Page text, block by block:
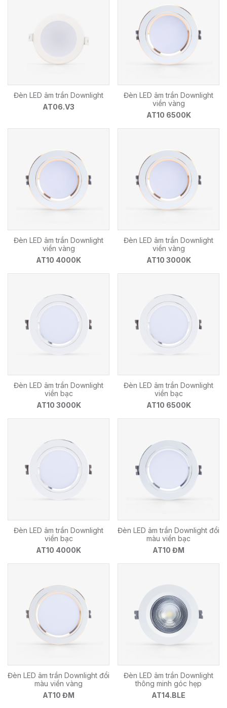
Đèn LED âm trần Downlight
AT06.V3
Đèn LED âm trần Downlight
viền vàng
AT10 6500K
Đèn LED âm trần Downlight
viền vàng
AT10 4000K
Đèn LED âm trần Downlight
viền vàng
AT10 3000K
Đèn LED âm trần Downlight
viền bạc
AT10 3000K
Đèn LED âm trần Downlight
viền bạc
AT10 6500K
Đèn LED âm trần Downlight
viền bạc
AT10 4000K
Đèn LED âm trần Downlight đổi
màu viền bạc
AT10 ĐM
Đèn LED âm trần Downlight đổi
màu viền vàng
AT10 ĐM
Đèn LED âm trần Downlight
thông minh góc hẹp
AT14.BLE